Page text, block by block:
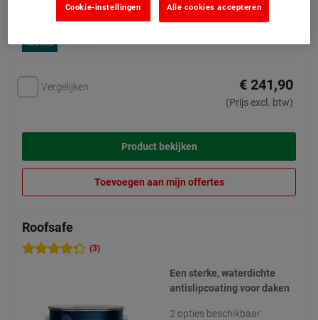
Nouveau
Vergelijken € 241,90
(Prijs excl. btw)
Product bekijken
Toevoegen aan mijn offertes
Roofsafe
(3)
Een sterke, waterdichte
antislipcoating voor daken
2 opties beschikbaar
Alle cookies accepteren
Cookie-instellingen